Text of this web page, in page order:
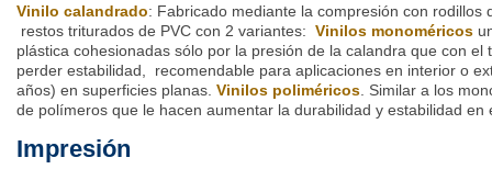
Vinilo calandrado: Fabricado mediante la compresión con rodillos
restos triturados de PVC con 2 variantes: Vinilos monoméricos
plástica cohesionadas sólo por la presión de la calandra que con el
perder estabilidad, recomendable para aplicaciones en interior o
años) en superficies planas. Vinilos poliméricos . Similar a los
de polímeros que le hacen aumentar la durabilidad y estabilidad en
Impresión